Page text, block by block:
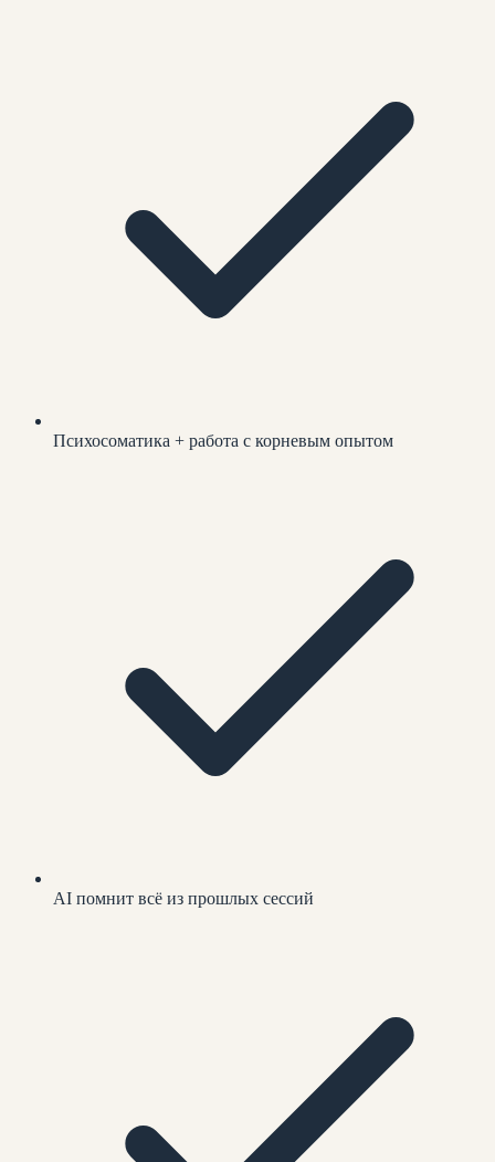
Психосоматика + работа с корневым опытом
AI помнит всё из прошлых сессий